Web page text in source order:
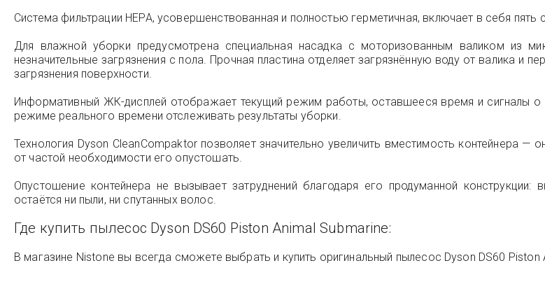
Система фильтрации НЕРА, усовершенствованная и полностью герметичная, включает в себя
Для влажной уборки предусмотрена специальная насадка с моторизованным валиком из
незначительные загрязнения с пола. Прочная пластина отделяет загрязнённую воду от валика
загрязнения поверхности.
Информативный ЖК-дисплей отображает текущий режим работы, оставшееся время и сигналы
режиме реального времени отслеживать результаты уборки.
Технология Dyson CleanCompaktor позволяет значительно увеличить вместимость контейнера
от частой необходимости его опустошать.
Опустошение контейнера не вызывает затруднений благодаря его продуманной конструкции:
остаётся ни пыли, ни спутанных волос.
Где купить пылесос Dyson DS60 Piston Animal Submarine:
В магазине Nistone вы всегда сможете выбрать и купить оригинальный пылесос Dyson DS60